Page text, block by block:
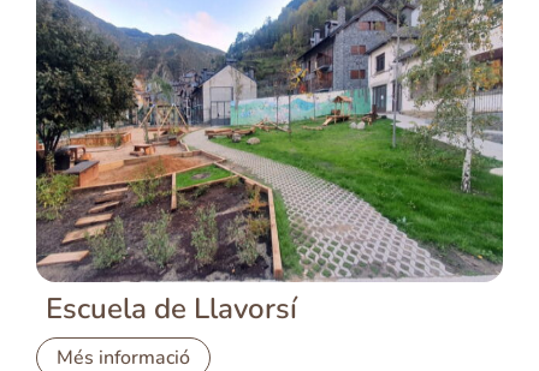
Escuela de Llavorsí
Més informació